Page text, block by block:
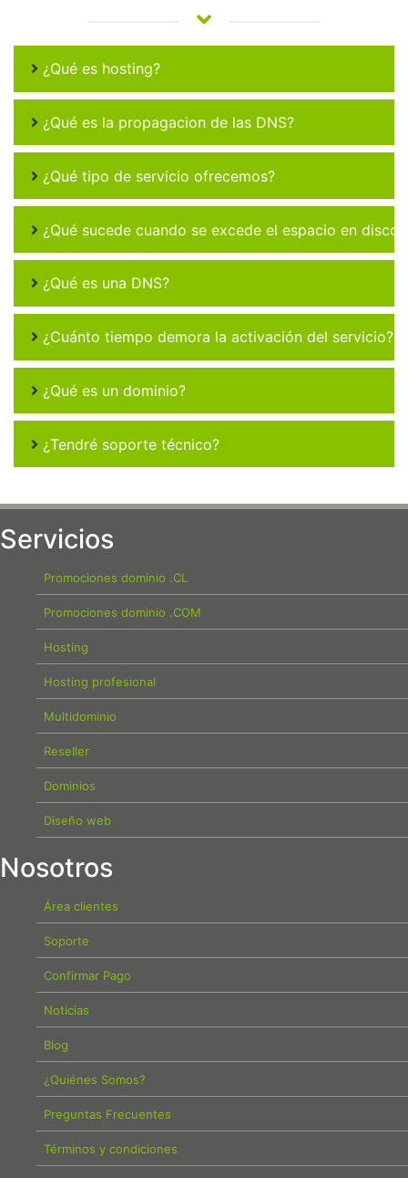
¿Qué es hosting?
¿Qué es la propagacion de las DNS?
¿Qué tipo de servicio ofrecemos?
¿Qué sucede cuando se excede el espacio en disco
¿Qué es una DNS?
¿Cuánto tiempo demora la activación del servicio?
¿Qué es un dominio?
¿Tendré soporte técnico?
Servicios
Promociones dominio .CL
Promociones dominio .COM
Hosting
Hosting profesional
Multidominio
Reseller
Dominios
Diseño web
Nosotros
Área clientes
Soporte
Confirmar Pago
Noticias
Blog
¿Quiénes Somos?
Preguntas Frecuentes
Términos y condiciones